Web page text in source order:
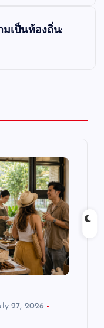
เป็นท้องถิ่น:
27, 2026